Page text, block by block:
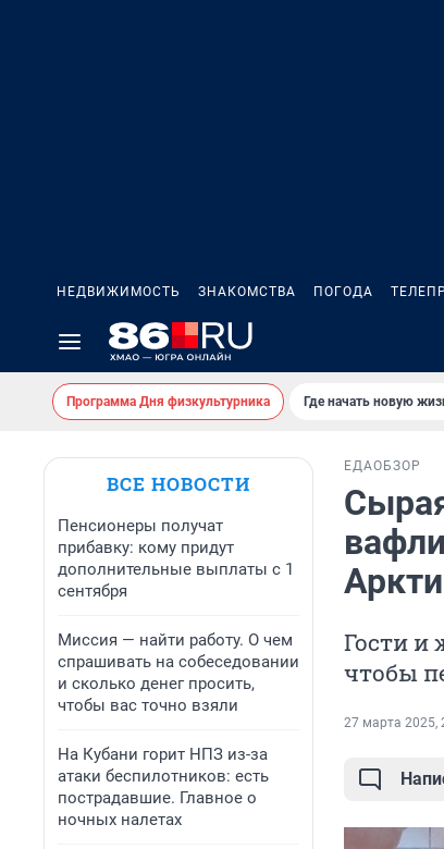
НЕДВИЖИМОСТЬ ЗНАКОМСТВА ПОГОДА
Программа Дня физкультурника Где начать новую
ВСЕ НОВОСТИ
Пенсионеры получат
прибавку: кому придут
дополнительные выплаты с 1
сентября
Миссия — найти работу. О чем
спрашивать на собеседовании
и сколько денег просить,
чтобы вас точно взяли
На Кубани горит НПЗ из-за
атаки беспилотников: есть
пострадавшие. Главное о
ночных налетах
ЕДАОБЗОР
Гости и
чтобы
27 марта 2025,